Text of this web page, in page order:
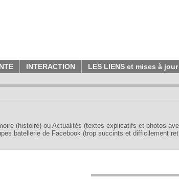
INTERACTION LES LIENS et mises à jour
(histoire) ou Actualités (textes explicatifs et photos
batellerie de Facebook (trop succints et difficilement